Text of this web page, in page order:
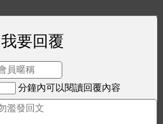
我要回覆
分鐘內可以閱讀回覆內容